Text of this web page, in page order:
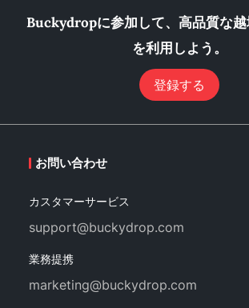
Buckydropに参加して、高品質な越
を利用しよう。
登録する
お問い合わせ
カスタマーサービス
support@buckydrop.com
業務提携
marketing@buckydrop.com